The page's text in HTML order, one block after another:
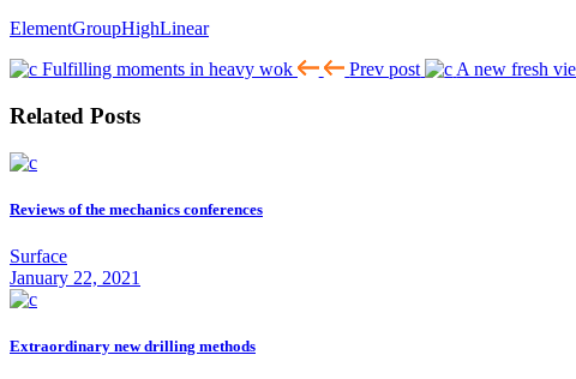
ElementGroupHighLinear
Fulfilling moments in heavy wok
Prev post A new fresh
Related Posts
Reviews of the mechanics conferences
Surface
January 22, 2021
Extraordinary new drilling methods